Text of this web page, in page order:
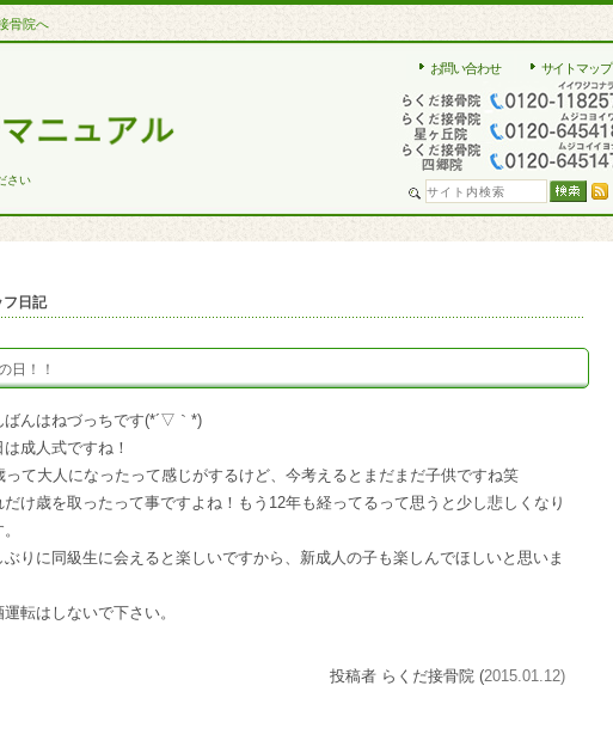
骨院へ
さい
お問い合わせ サイトマップ
フ日記
日！！
ばんはねづっちです(*´▽｀*)
は成人式ですね！
って大人になったって感じがするけど、今考えるとまだまだ子供ですね笑
だけ歳を取ったって事ですよね！もう12年も経ってるって思うと少し悲しくなり
ぶりに同級生に会えると楽しいですから、新成人の子も楽しんでほしいと思いま
運転はしないで下さい。
投稿者 らくだ接骨院 (2015.01.12)